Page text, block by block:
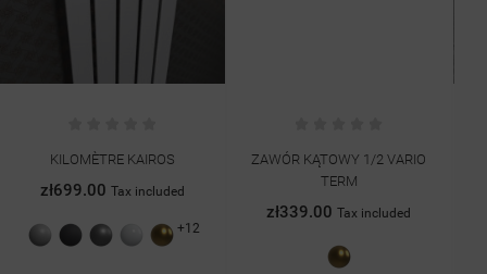
KILOMÈTRE KAIROS
zł699.00 Tax included
Szary
struktura
GrafitAntracyt
struktura
Biały
połysk
Złoty+12
ZAWÓR KĄTOWY 1/2 VARIO
TERM
zł339.00Tax included
Złoty